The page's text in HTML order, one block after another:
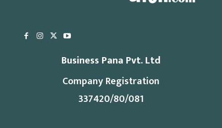
Business Pana Pvt. Ltd
Company Registration
337420/80/081